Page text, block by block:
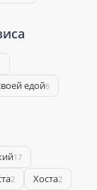
едой6
17
2 Хоста2